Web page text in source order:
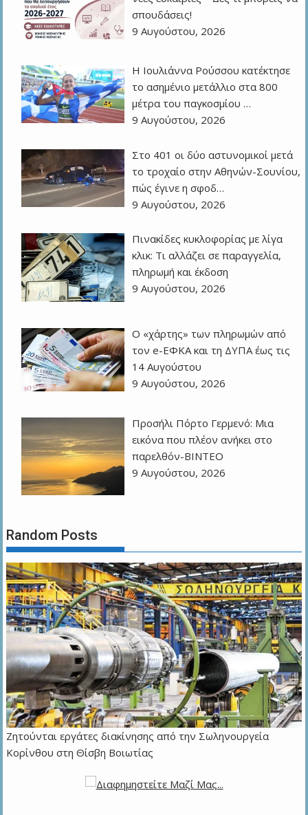
σπουδάσεις!
9 Αυγούστου, 2026
Η Ιουλιάννα Ρούσσου κατέκτησε
το ασημένιο μετάλλιο στα 800
μέτρα του παγκοσμίου …
9 Αυγούστου, 2026
Στο 401 οι δύο αστυνομικοί μετά
το τροχαίο στην Αθηνών-Σουνίου,
πώς έγινε η σφοδ…
9 Αυγούστου, 2026
Πινακίδες κυκλοφορίας με λίγα
κλικ: Τι αλλάζει σε παραγγελία,
πληρωμή και έκδοση
9 Αυγούστου, 2026
Ο «χάρτης» των πληρωμών από
τον e-ΕΦΚΑ και τη ΔΥΠΑ έως τις
14 Αυγούστου
9 Αυγούστου, 2026
Προσήλι Πόρτο Γερμενό: Μια
εικόνα που πλέον ανήκει στο
παρελθόν-ΒΙΝΤΕΟ
9 Αυγούστου, 2026
Random Posts
Ζητούνται εργάτες διακίνησης από την Σωληνουργεία
Κορίνθου στη Θίσβη Βοιωτίας